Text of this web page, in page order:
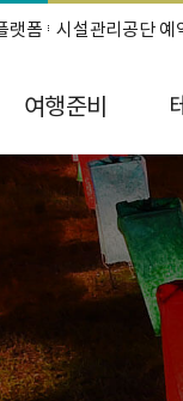
랫폼 시설관리공단 예
여행준비